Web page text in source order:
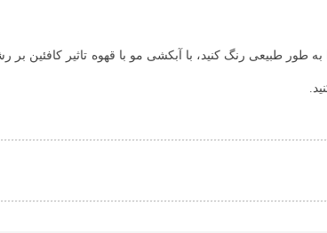
به طور طبیعی رنگ کنید، با آبکشی مو با قهوه تاثیر کافئین